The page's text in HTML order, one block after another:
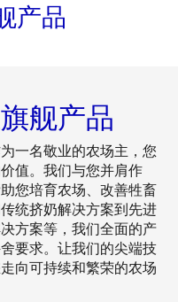
产品
舰产品
一名敬业的农场主，您
值。我们与您并肩作
您培育农场、改善牲畜
统挤奶解决方案到先进
方案等，我们全面的产
要求。让我们的尖端技
向可持续和繁荣的农场